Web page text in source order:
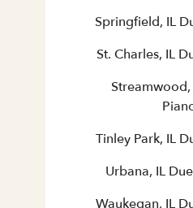
Springfield, IL
St. Charles, IL
Tinley Park, IL
Urbana, IL
Waukegan, IL